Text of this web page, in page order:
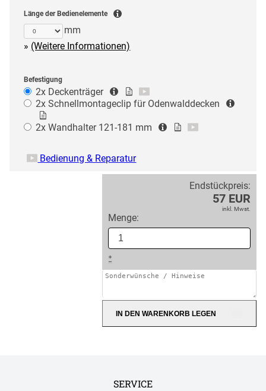
Länge der Bedienelemente
mm
(Weitere Informationen)
Befestigung
2x Deckenträger
2x Schnellmontageclip für Odenwalddecken
2x Wandhalter 121-181 mm
Bedienung & Reparatur
Endstückpreis:
57 EUR
inkl. Mwst.
Menge:
IN DEN WARENKORB LEGEN
SERVICE